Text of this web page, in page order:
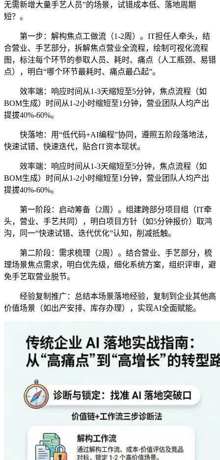
无需新增大量手艺人员”的场景，试错成本低、落地周期
短？。
第一步：解构焦点工做流（1-2周）。IT担任人牵头，结
合营业、手艺部分，拆解焦点营业全流程，绘制可视化流程
图，标注每个环节的参取人员、耗时、痛点（人工瓶颈、易错
点），明白“哪个环节最耗时、痛点最凸起”。
效率端：响应时间从1-3天缩短至5分钟，焦点流程（如
BOM生成）时间从1-2小时缩短至1分钟，营业团队人均产出
提拔40%-60%。
快落地：用“低代码+AI编程”协同，遵照五阶段落地法，
快速试错、快速迭代，贴合IT资本现状。
效率端：响应时间从1-3天缩短至5分钟，焦点流程（如
BOM生成）时间从1-2小时缩短至1分钟，营业团队人均产出
提拔40%-60%。
第一阶段：启动筹备（2周）。组建跨部分项目组（IT牵
头，营业、手艺共同），明白项目方针（如5分钟报价）取鸿
沟，同一“快速试错、迭代优化”认知，削减抵触。
第二阶段：需求梳理（2周）。结合营业、手艺部分，梳
理场景焦点需求，明白优先级，细化系统方案，组织评审，避
免手艺取营业脱节。
经验复制推广：总结本场景落地经验，复制到企业其他高
价值场景（如出产安排、库存办理），实现AI全面赋能。